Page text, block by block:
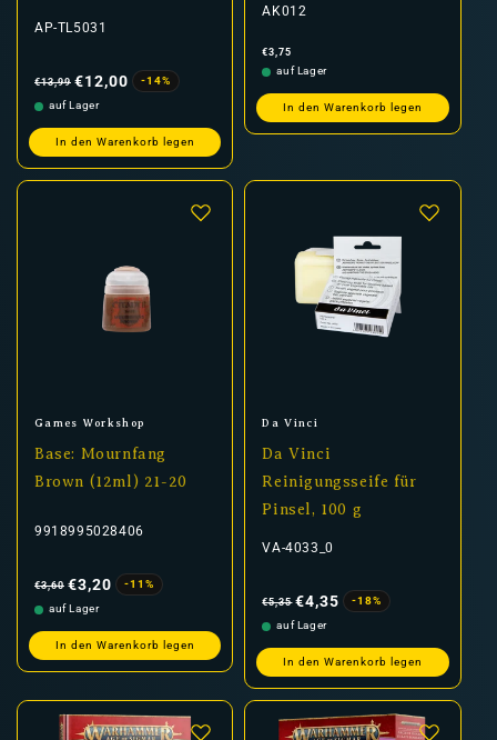
AP-TL5031
Preis
€13,99 €12,00
-14%
auf Lager
In den Warenkorb legen
AK012
Normaler
Preis
€3,75
auf Lager
In den Warenkorb legen
Anbieter:
Games Workshop
Base: Mournfang
Brown (12ml) 21-20
9918995028406
Preis
€3,60 €3,20
-11%
auf Lager
In den Warenkorb legen
Anbieter:
Da Vinci
Da Vinci
Reinigungsseife für
Pinsel, 100 g
VA-4033_0
Preis
€5,35 €4,35
-18%
auf Lager
In den Warenkorb legen